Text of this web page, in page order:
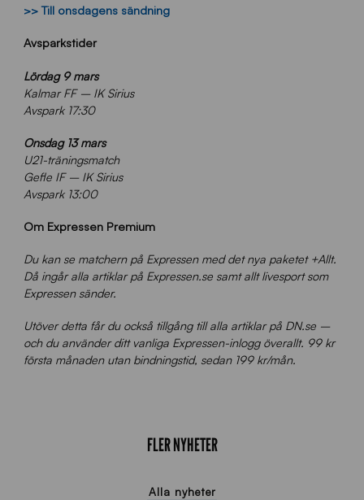
>> Till onsdagens sändning
Avsparkstider
Lördag 9 mars
Kalmar FF – IK Sirius
Avspark 17:30
Onsdag 13 mars
U21-träningsmatch
Gefle IF – IK Sirius
Avspark 13:00
Om Expressen Premium
Du kan se matchern på Expressen med det nya paketet +Allt.
Då ingår alla artiklar på Expressen.se samt allt livesport som
Expressen sänder.
Utöver detta får du också tillgång till alla artiklar på DN.se –
och du använder ditt vanliga Expressen-inlogg överallt. 99 kr
första månaden utan bindningstid, sedan 199 kr/mån.
FLER NYHETER
Alla nyheter